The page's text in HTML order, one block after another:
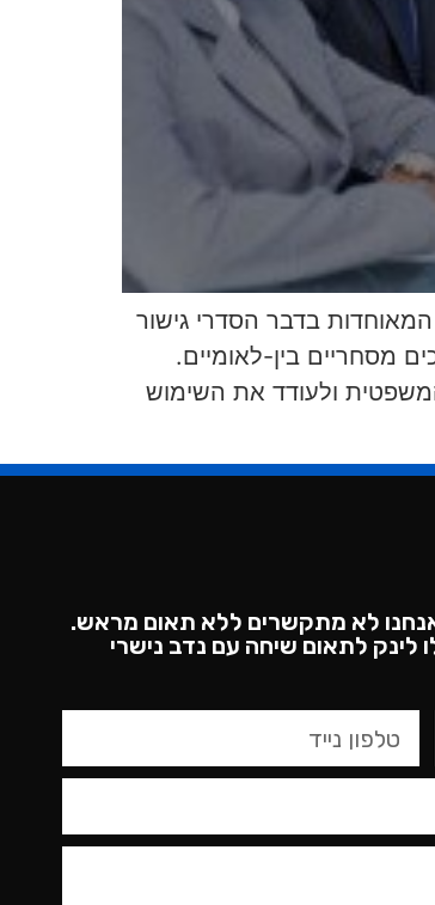
בדבר הסדרי גישור
ביישוב סכסוכים מסחריים בין-לאומיים.
ולעודד את השימוש
לא מתקשרים ללא תאום מראש.
לתאום שיחה עם נדב נישרי